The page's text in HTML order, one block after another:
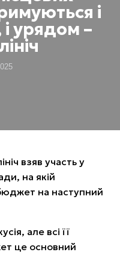
і
урядом –
взяв участь у
на якій
на наступний
але всі її
це основний